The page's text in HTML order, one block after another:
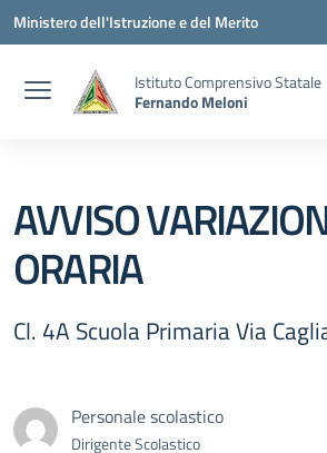
Vai ai contenuti
Vai al menu di navigazione
Vai al footer
Ministero dell'Istruzione e del Merito
Istituto Comprensivo Statale
Fernando Meloni
AVVISO
ORARIA
Cl. 4A Scuola Primaria Via
Personale scolastico
Dirigente Scolastico